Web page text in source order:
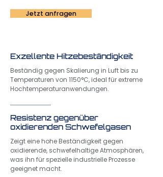
Jetzt anfragen
Exzellente Hitzebeständigkeit
Beständig gegen Skalierung in Luft bis zu
Temperaturen von 1150°C, ideal für extreme
Hochtemperaturanwendungen.
Resistenz gegenüber
oxidierenden Schwefelgasen
Zeigt eine hohe Beständigkeit gegen
oxidierende, schwefelhaltige Atmosphären,
was ihn für spezielle industrielle Prozesse
geeignet macht.